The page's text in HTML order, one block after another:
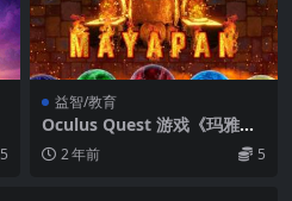
5
益智/教育
Oculus Quest 游戏《玛雅潘
VR》Mayapan VR
2 年前 5